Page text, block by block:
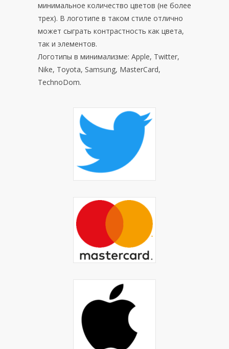
минимальное количество цветов (не более
трех). В логотипе в таком стиле отлично
может сыграть контрастность как цвета,
так и элементов.
Логотипы в минимализме: Apple, Twitter,
Nike, Toyota, Samsung, MasterCard,
TechnoDom.